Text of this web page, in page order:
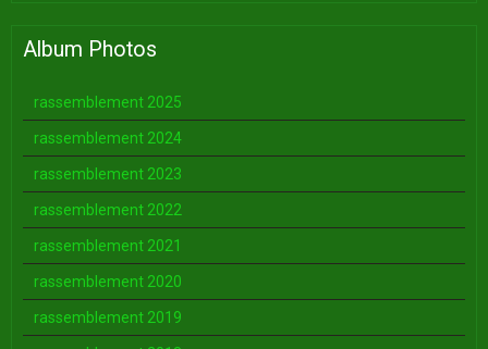
Album Photos
rassemblement 2025
rassemblement 2024
rassemblement 2023
rassemblement 2022
rassemblement 2021
rassemblement 2020
rassemblement 2019